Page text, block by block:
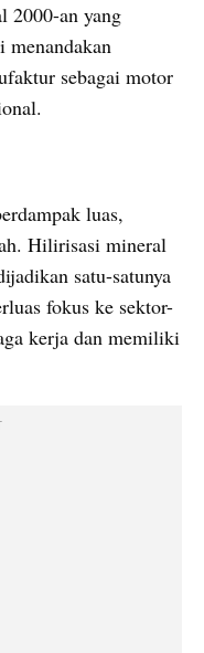
2000-an yang
menandakan
sebagai motor
luas,
Hilirisasi mineral
satu-satunya
fokus ke sektor-
kerja dan memiliki